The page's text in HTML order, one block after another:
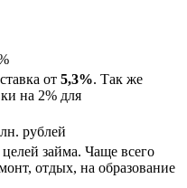
от 5,3%. Так же
на 2% для
рублей
займа. Чаще всего
отдых, на образование